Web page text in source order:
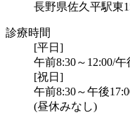
長野県佐久平駅東
診療時間
[平日]
午前8:30～12:00/午
[祝日]
午前8:30～午後
(昼休みなし)